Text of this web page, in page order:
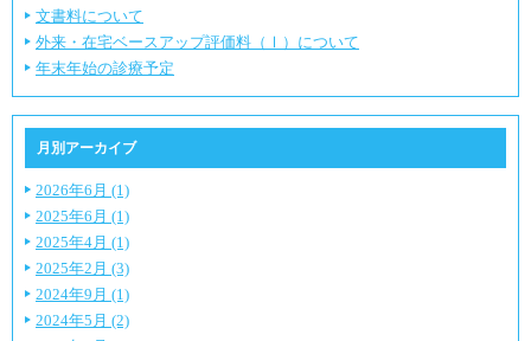
文書料について
外来・在宅ベースアップ評価料（Ⅰ）について
年末年始の診療予定
月別アーカイブ
2026年6月 (1)
2025年6月 (1)
2025年4月 (1)
2025年2月 (3)
2024年9月 (1)
2024年5月 (2)